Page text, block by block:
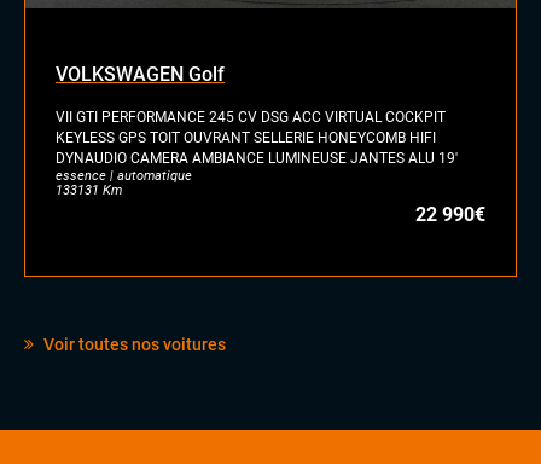
VOLKSWAGEN Golf
VII GTI PERFORMANCE 245 CV DSG ACC VIRTUAL COCKPIT
KEYLESS GPS TOIT OUVRANT SELLERIE HONEYCOMB HIFI
DYNAUDIO CAMERA AMBIANCE LUMINEUSE JANTES ALU 19'
essence | automatique
133131 Km
22 990€
Voir toutes nos voitures